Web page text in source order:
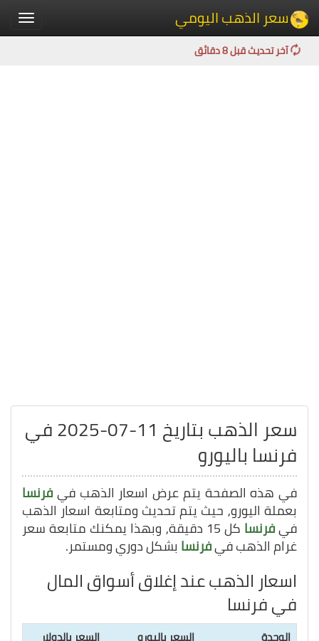
Toggle سعر الذهب اليومي
آخر تحديث قبل 8 دقائق
سعر الذهب بتاريخ 11-07-2025 في
فرنسا باليورو
في هذه الصفحة يتم عرض اسعار الذهب فيفرنسا
بعملة اليورو, حيث يتم تحديث ومتابعة اسعار الذهب
فيفرنسا كل 15 دقيقة, وبهذا يمكنك متابعة سعر
غرام الذهب فيفرنسا بشكل دوري ومستمر.
اسعار الذهب عند إغلاق أسواق المال
في فرنسا